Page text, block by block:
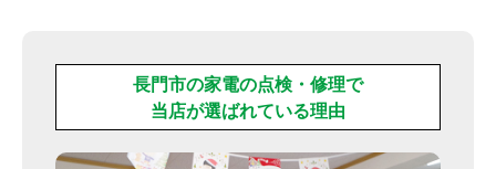
長門市の家電の点検・修理で
当店が選ばれている理由